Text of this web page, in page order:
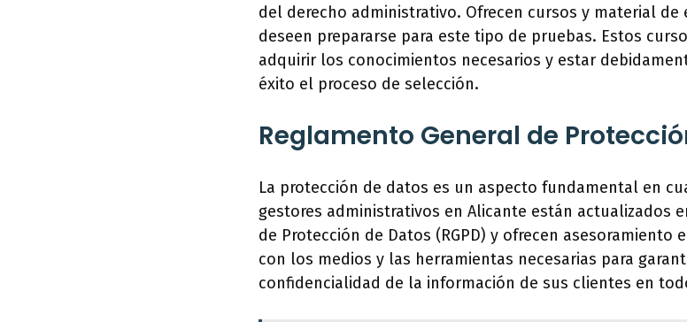
del derecho administrativo. Ofrecen cursos y material
deseen prepararse para este tipo de pruebas. Estos
adquirir los conocimientos necesarios y estar
éxito el proceso de selección.
Reglamento General de
La protección de datos es un aspecto fundamental en
gestores administrativos en Alicante están actualizados
de Protección de Datos (RGPD) y ofrecen asesoramiento
con los medios y las herramientas necesarias para
confidencialidad de la información de sus clientes en